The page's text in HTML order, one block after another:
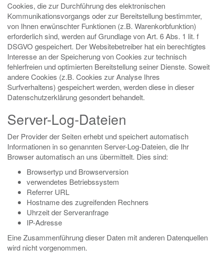
Cookies, die zur Durchführung des elektronischen
Kommunikationsvorgangs oder zur Bereitstellung bestimmter,
von Ihnen erwünschter Funktionen (z.B. Warenkorbfunktion)
erforderlich sind, werden auf Grundlage von Art. 6 Abs. 1 lit. f
DSGVO gespeichert. Der Websitebetreiber hat ein berechtigtes
Interesse an der Speicherung von Cookies zur technisch
fehlerfreien und optimierten Bereitstellung seiner Dienste. Soweit
andere Cookies (z.B. Cookies zur Analyse Ihres
Surfverhaltens) gespeichert werden, werden diese in dieser
Datenschutzerklärung gesondert behandelt.
Server-Log-Dateien
Der Provider der Seiten erhebt und speichert automatisch
Informationen in so genannten Server-Log-Dateien, die Ihr
Browser automatisch an uns übermittelt. Dies sind:
Browsertyp und Browserversion
verwendetes Betriebssystem
Referrer URL
Hostname des zugreifenden Rechners
Uhrzeit der Serveranfrage
IP-Adresse
Eine Zusammenführung dieser Daten mit anderen Datenquellen
wird nicht vorgenommen.